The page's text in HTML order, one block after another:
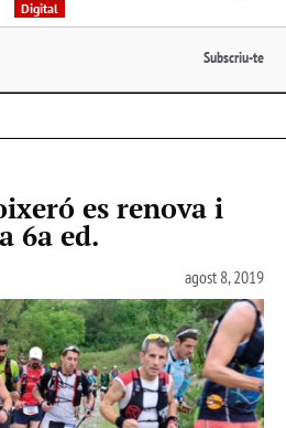
Digital
Subscriu-te
es renova i
6a ed.
agost 8, 2019